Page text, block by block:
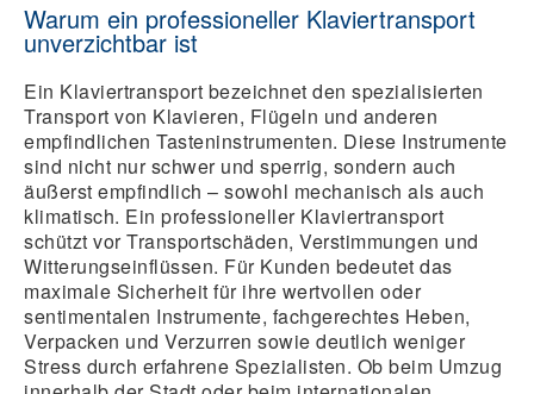
Warum ein professioneller Klaviertransport
unverzichtbar ist
Ein Klaviertransport bezeichnet den spezialisierten
Transport von Klavieren, Flügeln und anderen
empfindlichen Tasteninstrumenten. Diese Instrumente
sind nicht nur schwer und sperrig, sondern auch
äußerst empfindlich – sowohl mechanisch als auch
klimatisch. Ein professioneller Klaviertransport
schützt vor Transportschäden, Verstimmungen und
Witterungseinflüssen. Für Kunden bedeutet das
maximale Sicherheit für ihre wertvollen oder
sentimentalen Instrumente, fachgerechtes Heben,
Verpacken und Verzurren sowie deutlich weniger
Stress durch erfahrene Spezialisten. Ob beim Umzug